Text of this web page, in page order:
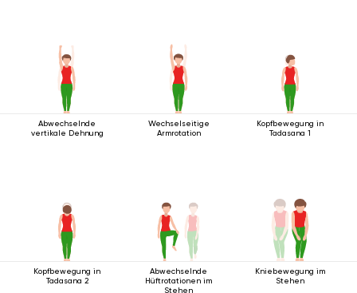
Abwechselnde
vertikale Dehnung
Wechselseitige
Armrotation
Kopfbewegung in
Tadasana 1
Kopfbewegung in
Tadasana 2
Abwechselnde
Hüftrotationen im
Stehen
Kniebewegung im
Stehen